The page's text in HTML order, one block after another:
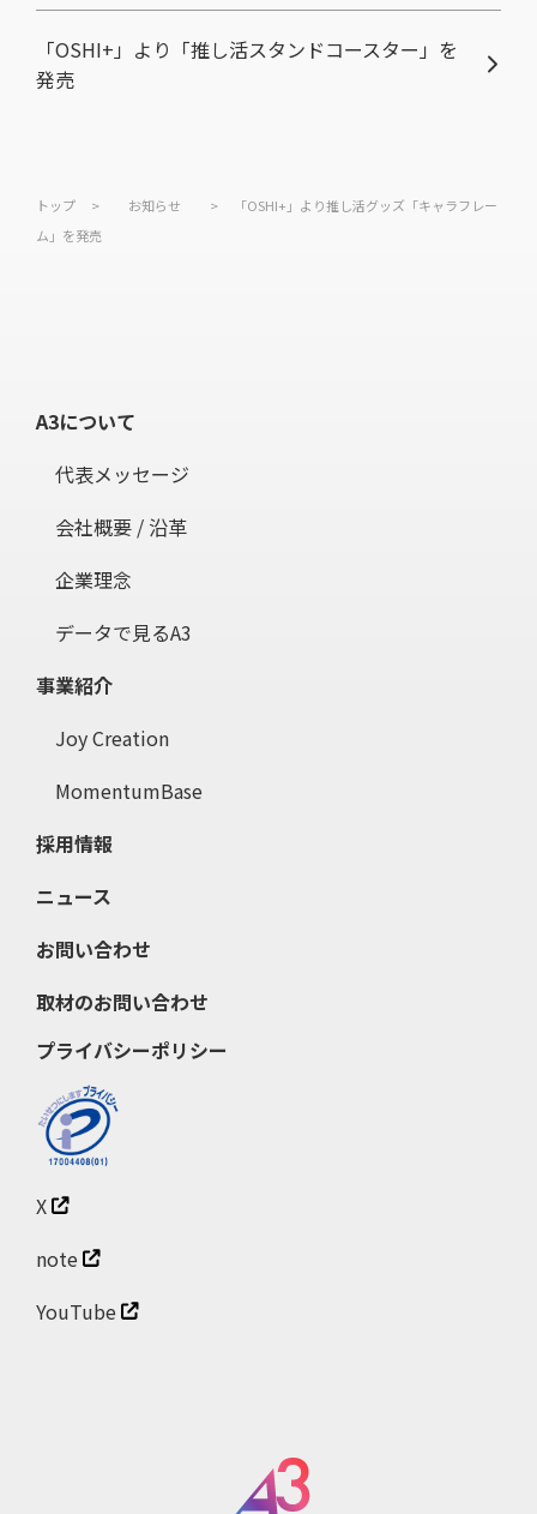
「OSHI+」より「推し活スタンドコースター」を
発売
トップ > お知らせ >
「OSHI+」より推し活グッズ「キャラフレー
ム」を発売
A3について
代表メッセージ
会社概要 / 沿革
企業理念
データで見るA3
事業紹介
Joy Creation
MomentumBase
採用情報
ニュース
お問い合わせ
取材のお問い合わせ
プライバシーポリシー
X
note
YouTube